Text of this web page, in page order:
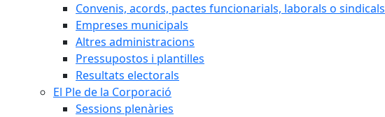
Convenis, acords, pactes funcionarials, laborals o sindicals
Empreses municipals
Altres administracions
Pressupostos i plantilles
Resultats electorals
El Ple de la Corporació
Sessions plenàries